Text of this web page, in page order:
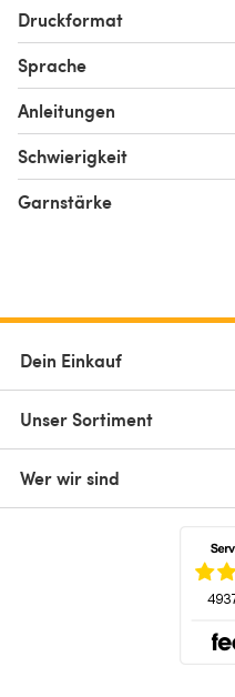
Druckformat
Sprache
Anleitungen
Schwierigkeit
Garnstärke
Dein Einkauf
Unser Sortiment
Wer wir sind